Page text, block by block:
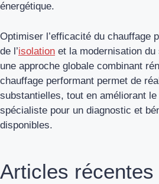
énergétique.
Optimiser l’efficacité du chauffage
de l’isolation et la modernisation
une approche globale combinant
chauffage performant permet de
substantielles, tout en améliorant
spécialiste pour un diagnostic et
disponibles.
Articles récentes